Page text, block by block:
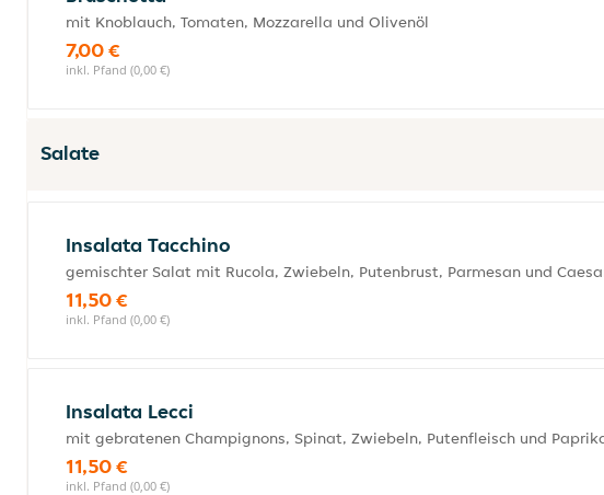
mit Knoblauch, Tomaten, Mozzarella und Olivenöl
7,00 €
inkl. Pfand (0,00 €)
Salate
Insalata Tacchino
gemischter Salat mit Rucola, Zwiebeln, Putenbrust, Parmesan und
11,50 €
inkl. Pfand (0,00 €)
Insalata Lecci
mit gebratenen Champignons, Spinat, Zwiebeln, Putenfleisch und
11,50 €
inkl. Pfand (0,00 €)